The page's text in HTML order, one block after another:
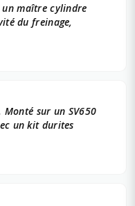
un maître cylindre
du freinage,
sur un SV650
un kit durites